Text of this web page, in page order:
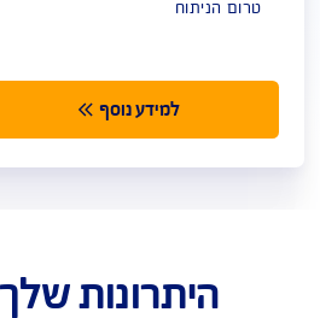
אפשרויות ביטוח
לבחור בכל מנתח
עד 1500 ש"ח להתייעצות עם מומחה